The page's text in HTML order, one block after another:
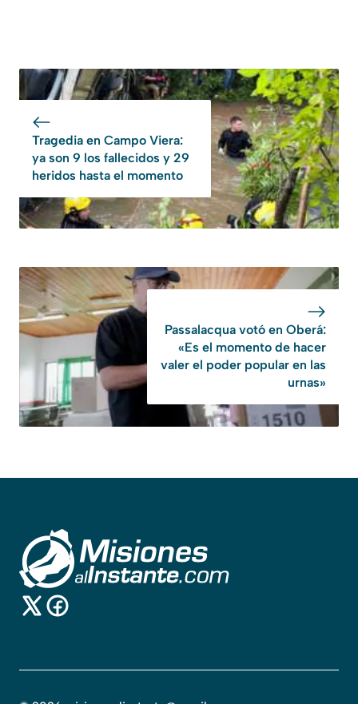
Tragedia en Campo Viera:
ya son 9 los fallecidos y 29
heridos hasta el momento
Passalacqua votó en Oberá:
«Es el momento de hacer
valer el poder popular en las
urnas»